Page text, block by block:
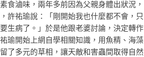
滷味，兩年多前因為父親身體出狀況，
許祐瑜說：「剛開始我也什麼都不會，只
生病了。」於是他跟老婆討論，決定轉作
瑜開始上網自學相關知識，用魚精、海藻
了多元的草相，讓天敵和害蟲間取得自然